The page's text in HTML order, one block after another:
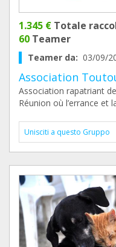
1.345 € Totale
60 Teamer
Teamer da: 03/09/
Association
Association rapatriant
Réunion où l’errance
Unisciti a questo Gruppo